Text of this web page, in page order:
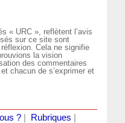
« URC », reflètent l’avis
sur ce site sont
Cela ne signifie
la vision
des commentaires
chacun de s’exprimer et
?| Rubriques